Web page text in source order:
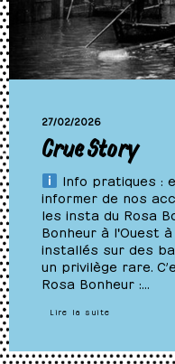
27/02/2026
Crue Story
Info pratiques :
informer de nos
les insta du Rosa
Bonheur à l'Ouest
installés sur des
un privilège rare.
Rosa Bonheur :…
Lire la suite